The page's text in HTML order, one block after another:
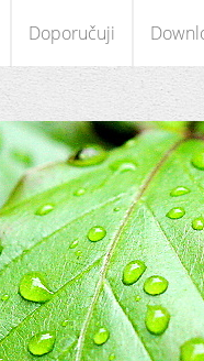
Doporučuji